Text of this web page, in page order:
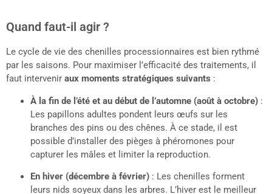
Quand faut-il agir ?
Le cycle de vie des chenilles processionnaires est bien rythmé
par les saisons. Pour maximiser l’efficacité des traitements, il
faut intervenir aux moments stratégiques suivants :
À la fin de l’été et au début de l’automne (août à octobre) :
Les papillons adultes pondent leurs œufs sur les
branches des pins ou des chênes. À ce stade, il est
possible d’installer des pièges à phéromones pour
capturer les mâles et limiter la reproduction.
En hiver (décembre à février) : Les chenilles forment
leurs nids soyeux dans les arbres. L’hiver est le meilleur